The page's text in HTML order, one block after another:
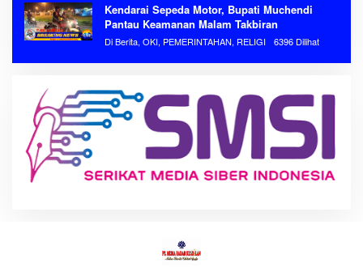
Kendarai Sepeda Motor, Bupati Muchendi
Pantau Keamanan Malam Takbiran
Di Berita, OKI, PEMERINTAHAN, RELIGI 6396 Dilihat